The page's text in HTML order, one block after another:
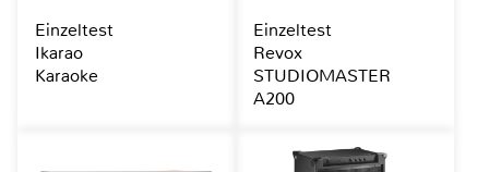
Einzeltest
Ikarao
Karaoke
Einzeltest
Revox
STUDIOMASTER
A200